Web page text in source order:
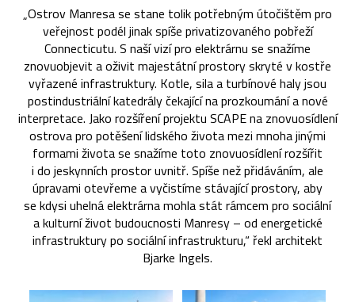
„Ostrov Manresa se stane tolik potřebným útočištěm pro
veřejnost podél jinak spíše privatizovaného pobřeží
Connecticutu. S naší vizí pro elektrárnu se snažíme
znovuobjevit a oživit majestátní prostory skryté v kostře
vyřazené infrastruktury. Kotle, sila a turbínové haly jsou
postindustriální katedrály čekající na prozkoumání a nové
interpretace. Jako rozšíření projektu SCAPE na znovuosídlení
ostrova pro potěšení lidského života mezi mnoha jinými
formami života se snažíme toto znovuosídlení rozšířit
i do jeskynních prostor uvnitř. Spíše než přidáváním, ale
úpravami otevřeme a vyčistíme stávající prostory, aby
se kdysi uhelná elektrárna mohla stát rámcem pro sociální
a kulturní život budoucnosti Manresy – od energetické
infrastruktury po sociální infrastrukturu,“ řekl architekt
Bjarke Ingels.